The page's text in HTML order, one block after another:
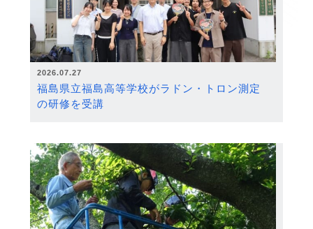
2026.07.27
福島県立福島高等学校がラドン・トロン測定
の研修を受講